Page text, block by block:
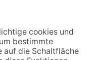
Start ins